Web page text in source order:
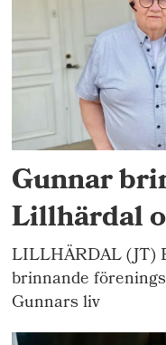
Gunnar
Lillhärdal
LILLHÄRDAL (JT)
brinnande
Gunnars liv